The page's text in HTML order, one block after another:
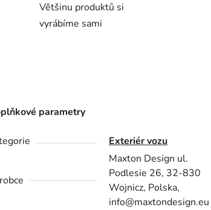
Většinu produktů si
vyrábíme sami
parametry
Exteriér vozu
Maxton Design ul.
Podlesie 26, 32-830
Wojnicz, Polska,
info@maxtondesign.eu